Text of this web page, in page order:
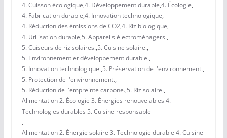
4. Cuisson écologique,4. Développement durable,4. Écologie,
4. Fabrication durable,4. Innovation technologique,
4. Réduction des émissions de CO2,4. Riz biologique,
4. Utilisation durable,5. Appareils électroménagers.,
5. Cuiseurs de riz solaires.,5. Cuisine solaire.,
5. Environnement et développement durable.,
5. Innovation technologique.,5. Préservation de l'environnement.,
5. Protection de l'environnement.,
5. Réduction de l'empreinte carbone.,5. Riz solaire.,
Alimentation 2. Écologie 3. Énergies renouvelables 4.
Technologies durables 5. Cuisine responsable
,
Alimentation 2. Énergie solaire 3. Technologie durable 4. Cuisine